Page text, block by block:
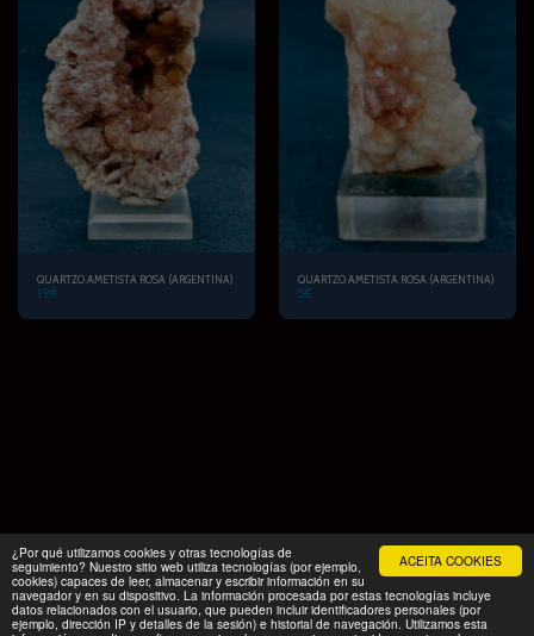
ACEITA COOKIES
¿Por qué utilizamos cookies y otras tecnologías de
seguimiento? Nuestro sitio web utiliza tecnologías (por ejemplo,
cookies) capaces de leer, almacenar y escribir información en su
navegador y en su dispositivo. La información procesada por estas tecnologías incluye
datos relacionados con el usuario, que pueden incluir identificadores personales (por
ejemplo, dirección IP y detalles de la sesión) e historial de navegación. Utilizamos esta
QUARTZO AMETISTA ROSA (ARGENTINA)
19€
QUARTZO AMETISTA ROSA (ARGENTINA)
5€
COMEÇAR PRODUTOS EXCURSÃO FAMILIAR Mais